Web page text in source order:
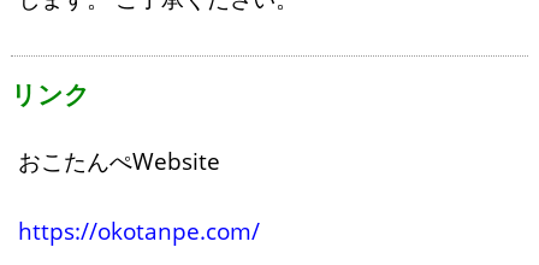
リンク
おこたんぺWebsite
https://okotanpe.com/